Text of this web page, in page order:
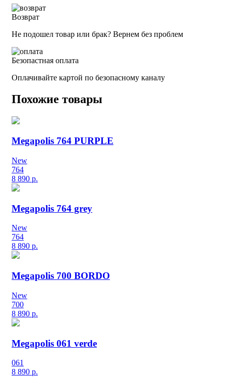
Возврат
Не подошел товар или брак? Вернем без проблем
Безопастная оплата
Оплачивайте картой по безопасному каналу
Похожие товары
Megapolis 764 PURPLE
New
764
8 890 р.
Megapolis 764 grey
New
764
8 890 р.
Megapolis 700 BORDO
New
700
8 890 р.
Megapolis 061 verde
061
8 890 р.